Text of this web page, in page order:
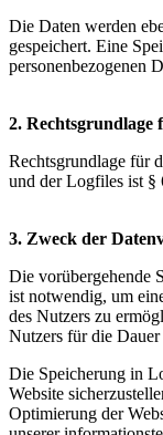
Die Daten werden
gespeichert. Eine
personenbezogenen
2. Rechtsgrundlage
Rechtsgrundlage für
und der Logfiles ist
3. Zweck der
Die vorübergehende
ist notwendig, um
des Nutzers zu
Nutzers für die
Die Speicherung in
Website
Optimierung der